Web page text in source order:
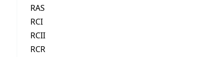
RAS
RCI
RCII
RCR